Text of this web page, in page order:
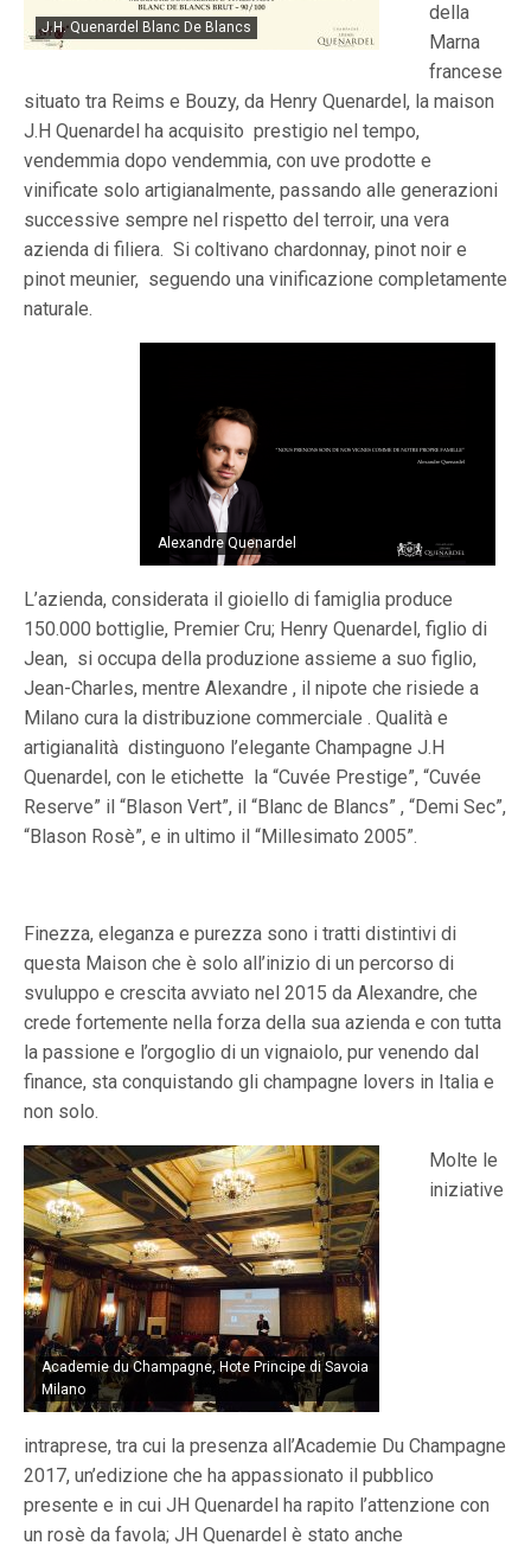
J.H. Quenardel Blanc De Blancs
della
Marna
francese
situato tra Reims e Bouzy, da Henry Quenardel, la maison
J.H Quenardel ha acquisito prestigio nel tempo,
vendemmia dopo vendemmia, con uve prodotte e
vinificate solo artigianalmente, passando alle generazioni
successive sempre nel rispetto del terroir, una vera
azienda di filiera. Si coltivano chardonnay, pinot noir e
pinot meunier, seguendo una vinificazione completamente
naturale.
Alexandre Quenardel
L’azienda, considerata il gioiello di famiglia produce
150.000 bottiglie, Premier Cru; Henry Quenardel, figlio di
Jean, si occupa della produzione assieme a suo figlio,
Jean-Charles, mentre Alexandre , il nipote che risiede a
Milano cura la distribuzione commerciale . Qualità e
artigianalità distinguono l’elegante Champagne J.H
Quenardel, con le etichette la “Cuvée Prestige”, “Cuvée
Reserve” il “Blason Vert”, il “Blanc de Blancs” , “Demi Sec”,
“Blason Rosè”, e in ultimo il “Millesimato 2005”.
Finezza, eleganza e purezza sono i tratti distintivi di
questa Maison che è solo all’inizio di un percorso di
svuluppo e crescita avviato nel 2015 da Alexandre, che
crede fortemente nella forza della sua azienda e con tutta
la passione e l’orgoglio di un vignaiolo, pur venendo dal
finance, sta conquistando gli champagne lovers in Italia e
non solo.
Academie du Champagne, Hote Principe di Savoia
Milano
Molte le
iniziative
intraprese, tra cui la presenza all’Academie Du Champagne
2017, un’edizione che ha appassionato il pubblico
presente e in cui JH Quenardel ha rapito l’attenzione con
un rosè da favola; JH Quenardel è stato anche